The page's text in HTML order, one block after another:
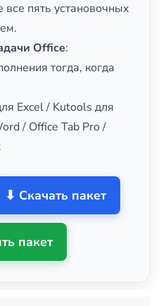
все пять установочных
Office:
тогда, когда
Excel / Kutools для
/ Office Tab Pro /
⬇ Скачать пакет
пакет